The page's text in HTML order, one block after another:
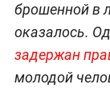
брошенной в
оказалось.
задержан
молодой